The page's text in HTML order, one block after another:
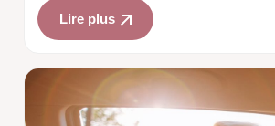
Lire plus